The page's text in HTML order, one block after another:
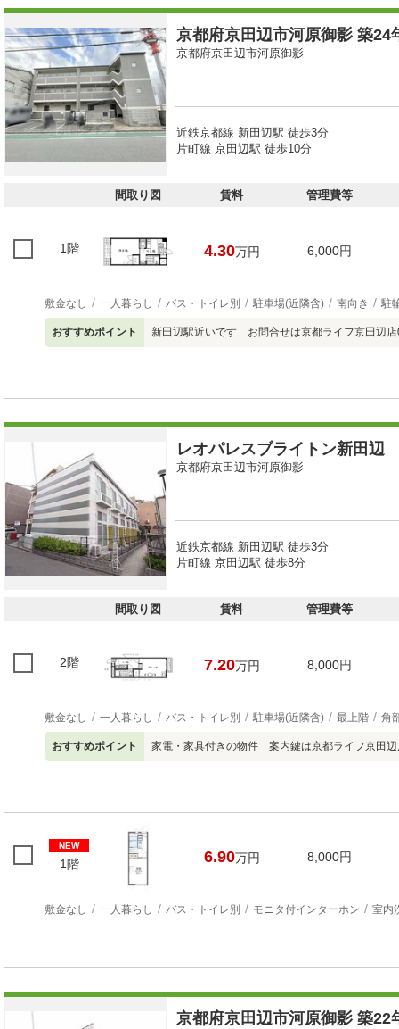
京都府京田辺市河原御影 築24
京都府京田辺市河原御影
近鉄京都線 新田辺駅 徒歩3分
片町線 京田辺駅 徒歩10分
間取り図 賃料 管理費等
1階 4.30万円 6,000円
敷金なし 一人暮らし バス・トイレ別 駐車場(近隣含) 南向き 駐
おすすめポイント 新田辺駅近いです お問合せは京都ライフ京田辺
レオパレスブライトン新田辺
京都府京田辺市河原御影
近鉄京都線 新田辺駅 徒歩3分
片町線 京田辺駅 徒歩8分
間取り図 賃料 管理費等
2階 7.20万円 8,000円
敷金なし 一人暮らし バス・トイレ別 駐車場(近隣含) 最上階 角
おすすめポイント 家電・家具付きの物件 案内鍵は京都ライフ京田
NEW
1階 6.90万円 8,000円
敷金なし 一人暮らし バス・トイレ別 モニタ付インターホン 室内
京都府京田辺市河原御影 築22